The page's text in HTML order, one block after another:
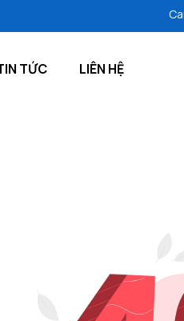
Cam
TỨC LIÊN HỆ